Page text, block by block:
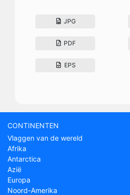
JPG
PDF
EPS
CONTINENTEN
Vlaggen van de wereld
Afrika
Antarctica
Azië
Europa
Noord-Amerika